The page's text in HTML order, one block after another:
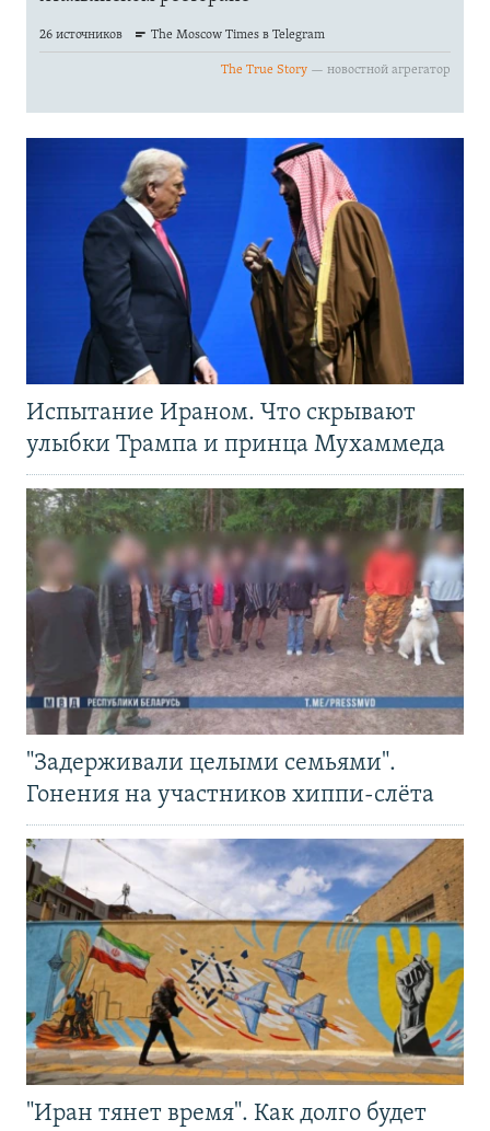
Испытание Ираном. Что скрывают
улыбки Трампа и принца Мухаммеда
"Задерживали целыми семьями".
Гонения на участников хиппи-слёта
"Иран тянет время". Как долго будет